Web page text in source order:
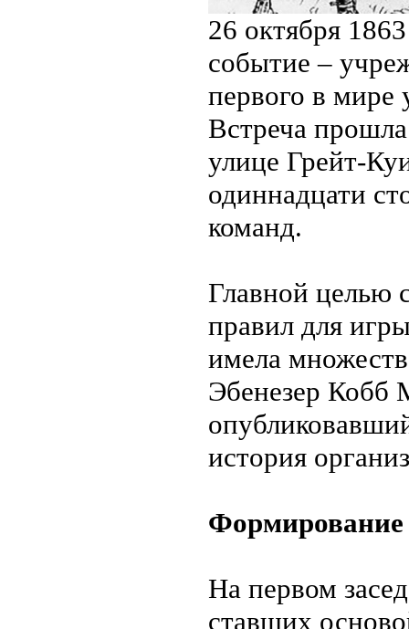
26 октября
событие –
первого в мире
Встреча
улице Грейт-
одиннадцати
команд.
Главной целью
правил для
имела
Эбенезер Кобб
история
Формирование
На первом
ставших